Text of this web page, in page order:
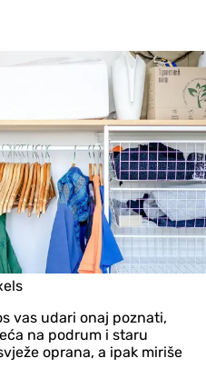
vas udari onaj poznati,
na podrum i staru
oprana, a ipak miriše